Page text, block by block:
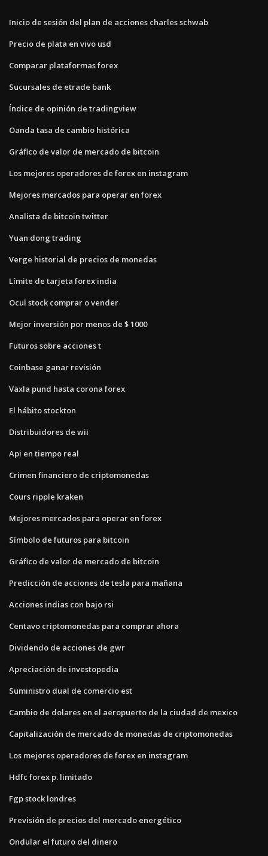
Inicio de sesión del plan de acciones charles schwab
Precio de plata en vivo usd
Comparar plataformas forex
Sucursales de etrade bank
Índice de opinión de tradingview
Oanda tasa de cambio histórica
Gráfico de valor de mercado de bitcoin
Los mejores operadores de forex en instagram
Mejores mercados para operar en forex
Analista de bitcoin twitter
Yuan dong trading
Verge historial de precios de monedas
Límite de tarjeta forex india
Ocul stock comprar o vender
Mejor inversión por menos de $ 1000
Futuros sobre acciones t
Coinbase ganar revisión
Växla pund hasta corona forex
El hábito stockton
Distribuidores de wii
Api en tiempo real
Crimen financiero de criptomonedas
Cours ripple kraken
Mejores mercados para operar en forex
Símbolo de futuros para bitcoin
Gráfico de valor de mercado de bitcoin
Predicción de acciones de tesla para mañana
Acciones indias con bajo rsi
Centavo criptomonedas para comprar ahora
Dividendo de acciones de gwr
Apreciación de investopedia
Suministro dual de comercio est
Cambio de dolares en el aeropuerto de la ciudad de mexico
Capitalización de mercado de monedas de criptomonedas
Los mejores operadores de forex en instagram
Hdfc forex p. limitado
Fgp stock londres
Previsión de precios del mercado energético
Ondular el futuro del dinero